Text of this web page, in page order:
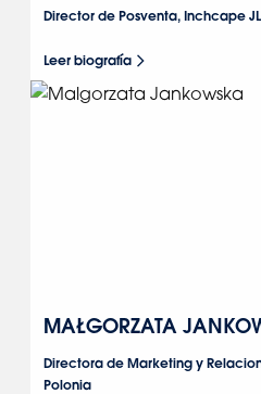
Director de Posventa, Inchcape
Leer biografía
MAŁGORZATA
Directora de Marketing y
Polonia